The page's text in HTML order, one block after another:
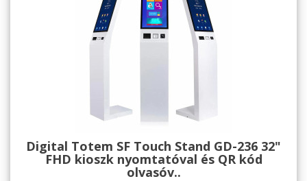
Digital Totem SF Touch Stand GD-236 32"
FHD kioszk nyomtatóval és QR kód
olvasóv..